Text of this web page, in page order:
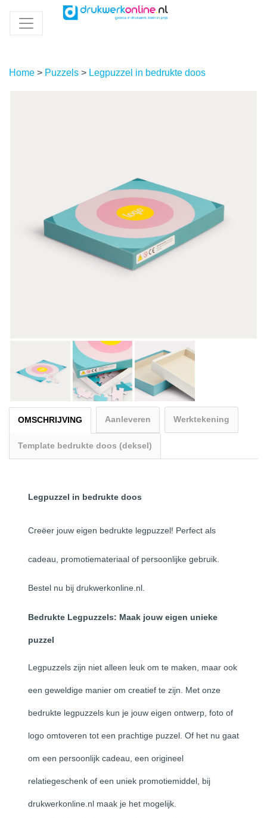
Home > Puzzels > Legpuzzel in bedrukte doos
OMSCHRIJVING Aanleveren Werktekening
Template bedrukte doos (deksel)
Legpuzzel in bedrukte doos
Creëer jouw eigen bedrukte legpuzzel! Perfect als
cadeau, promotiemateriaal of persoonlijke gebruik.
Bestel nu bij drukwerkonline.nl.
Bedrukte Legpuzzels: Maak jouw eigen unieke
puzzel
Legpuzzels zijn niet alleen leuk om te maken, maar ook
een geweldige manier om creatief te zijn. Met onze
bedrukte legpuzzels kun je jouw eigen ontwerp, foto of
logo omtoveren tot een prachtige puzzel. Of het nu gaat
om een persoonlijk cadeau, een origineel
relatiegeschenk of een uniek promotiemiddel, bij
drukwerkonline.nl maak je het mogelijk.